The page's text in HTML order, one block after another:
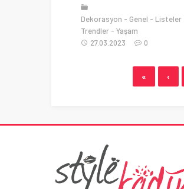
Dekorasyon Genel
Listeler
Trendler
Yaşam
27.03.2023
0
« ‹